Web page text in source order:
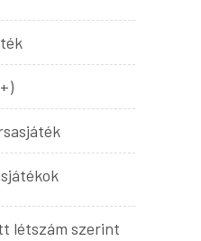
létszám szerint